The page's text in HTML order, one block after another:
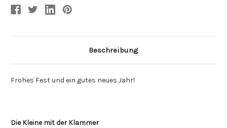
Beschreibung
Frohes Fest und ein gutes neues Jahr!
Die Kleine mit der Klammer